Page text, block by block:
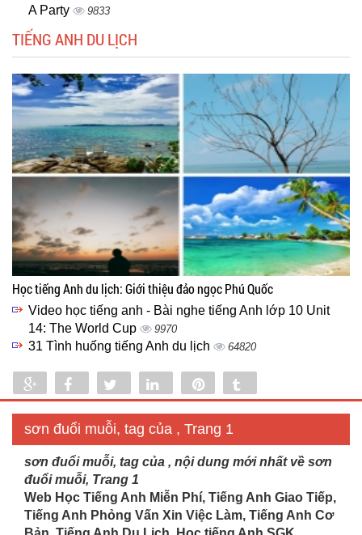
A Party
9833
TIẾNG ANH DU LỊCH
Học tiếng Anh du lịch: Giới thiệu đảo ngọc Phú Quốc
Video học tiếng anh - Bài nghe tiếng Anh lớp 10 Unit
14: The World Cup
9970
31 Tình huống tiếng Anh du lịch 64820
Share Share Tweet Share
sơn đuổi muỗi, tag của , Trang 1
sơn đuổi muỗi, tag của , nội dung mới nhất về sơn
đuổi muỗi, Trang 1
Web Học Tiếng Anh Miễn Phí, Tiếng Anh Giao Tiếp,
Tiếng Anh Phỏng Vấn Xin Việc Làm, Tiếng Anh Cơ